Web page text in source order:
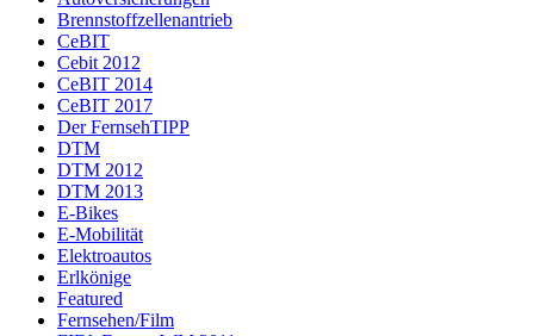
Brennstoffzellenantrieb
CeBIT
Cebit 2012
CeBIT 2014
CeBIT 2017
Der FernsehTIPP
DTM
DTM 2012
DTM 2013
E-Bikes
E-Mobilität
Elektroautos
Erlkönige
Featured
Fernsehen/Film